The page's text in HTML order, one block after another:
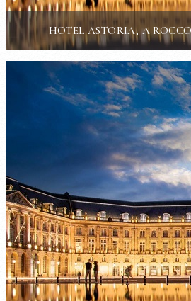
HOTEL ASTORIA, A